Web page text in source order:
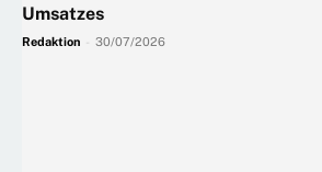
Umsatzes
Redaktion 30/07/2026